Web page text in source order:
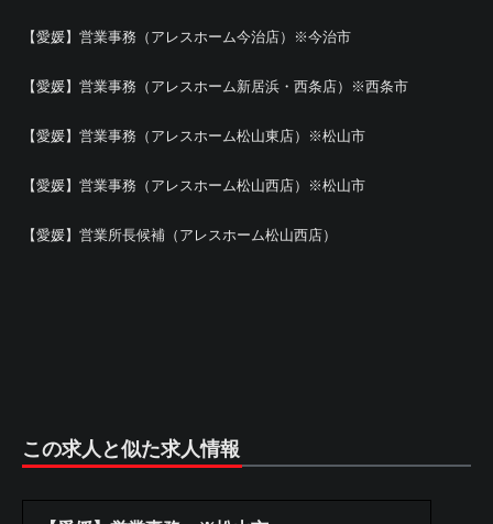
【愛媛】営業事務（アレスホーム今治店）※今治市
【愛媛】営業事務（アレスホーム新居浜・西条店）※西条市
【愛媛】営業事務（アレスホーム松山東店）※松山市
【愛媛】営業事務（アレスホーム松山西店）※松山市
【愛媛】営業所長候補（アレスホーム松山西店）
この求人と似た求人情報